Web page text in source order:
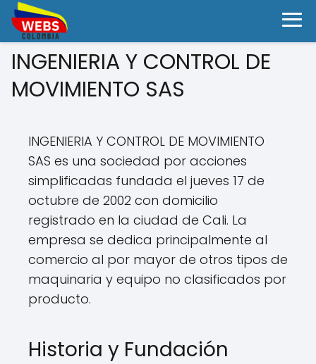
INGENIERIA Y CONTROL DE
MOVIMIENTO SAS
INGENIERIA Y CONTROL DE MOVIMIENTO
SAS es una sociedad por acciones
simplificadas fundada el jueves 17 de
octubre de 2002 con domicilio
registrado en la ciudad de Cali. La
empresa se dedica principalmente al
comercio al por mayor de otros tipos de
maquinaria y equipo no clasificados por
producto.
Historia y Fundación